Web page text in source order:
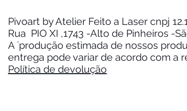
Pivoart by Atelier Feito a Laser cnpj
Rua PIO XI ,1743 -Alto de Pinheiros -
A ´produção estimada de nossos
entrega pode variar de acordo com a
Política de devolução